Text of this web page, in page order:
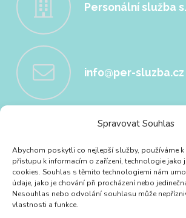
Spravovat Souhlas
Abychom poskytli co nejlepší služby, používáme k
přístupu k informacím o zařízení, technologie jako
cookies. Souhlas s těmito technologiemi nám
údaje, jako je chování při procházení nebo
Nesouhlas nebo odvolání souhlasu může
vlastnosti a funkce.
Personální služba
info@per-sluzba.cz